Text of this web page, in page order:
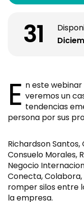
31
E n este
veremos un
tendencias
persona por sus
Richardson
Consuelo Morales,
Negocio
Conecta,
romper silos entre
la empresa.